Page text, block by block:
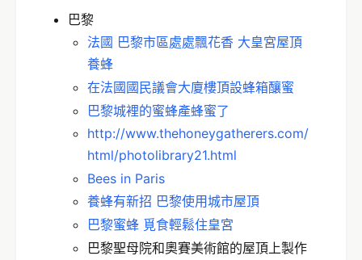
巴黎
法國 巴黎市區處處飄花香 大皇宮屋頂
養蜂
在法國國民議會大廈樓頂設蜂箱釀蜜
巴黎城裡的蜜蜂產蜂蜜了
http://www.thehoneygatherers.com/
html/photolibrary21.html
Bees in Paris
養蜂有新招 巴黎使用城市屋頂
巴黎蜜蜂 覓食輕鬆住皇宮
巴黎聖母院和奧賽美術館的屋頂上製作